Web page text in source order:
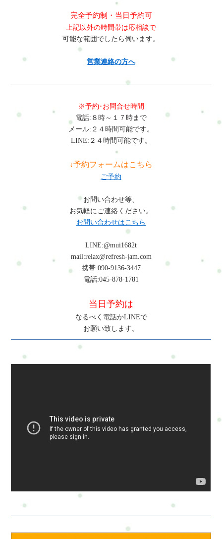
す。鈴木 啓介男性 / 50代カラダとココロの整え方・フルセッシ
ョン120分今までは楽々コースを受けていましたが、辛くならな
い体作りが必要だと思いこちらのコースに移行しました。整体
だけじゃなく、動き方や考え方までサポートしてくれるので助
かる。続けたくなる理由がある。三輪40代カラダとココロの整
「動ける体」になる感覚が初めて。毎日の仕事や家事が楽にな
りました。加藤30代カラダとココロの整え方・フルセッション
120分ここに通いはじめてから、仕事中に肩を触るクセがなくな
りました。不調が出にくい体ってこういうことかも。体が軽く
ンスって大事ですね。瞑想も初めての経験でしたが、いろいろ
と考えすぎてしまう私にとって、とても役に立つものだとわか
が苦手でも受けられますか？もちろん大丈夫です。体力や筋力
に不安がある方でも、無理のない範囲でできる内容を一緒に考
えます。運動が初めての方もご安心ください。施術とトレーニ
ングの時間配分はどうなりますか？お身体の状態やご希望に合
わせて、毎回カスタマイズしています。肩こりが強い日はボデ
ィケア中心に、元気な日はトレーニング多めなど柔軟に対応し
ます。瞑想やマインドフルネスって、どういうことをします
か？難しいことはしませんのでご安心を。呼吸を整えたり、身
初めての方でも大丈夫です。どのくらいのペースで通うと効果
的ですか？月に1～2回が理想です。継続して受けることで、体
や心の変化をしっかり実感できます。チケットの活用がおすす
めです。痛みがあるときでも受けて大丈夫？痛みの強さや部位
によって内容を調整できます。状態に合わせて無理なく進める
"https://schema.org","@type": "FAQPage","mainEntity": [{"@type":
"Question","name": "運動が苦手でも受けられます
か？","acceptedAnswer": {"@type": "Answer","text": "もちろん大丈
"Answer","text": "お身体の状態やご希望に合わせて、毎回カスタ
マイズしています。肩こりが強い日はボディケア中心に、元気
"Question","name": "瞑想やマインドフルネスって、どういうこと
完全予約制・当日予約可
上記以外の時間帯は応相談で
可能な範囲でしたら伺います。
営業連絡の方へ
※予約･お問合せ時間
電話:８時～１７時まで
メール:２４時間可能です。
LINE:２４時間可能です。
↓予約フォームはこちら
ご予約
お問い合わせ等、
お気軽にご連絡ください。
お問い合わせはこちら
LINE:@mui1682t
mail:relax@refresh-jam.com
携帯:090-9136-3447
電話:045-878-1781
当日予約は
なるべく電話かLINEで
お願い致します。